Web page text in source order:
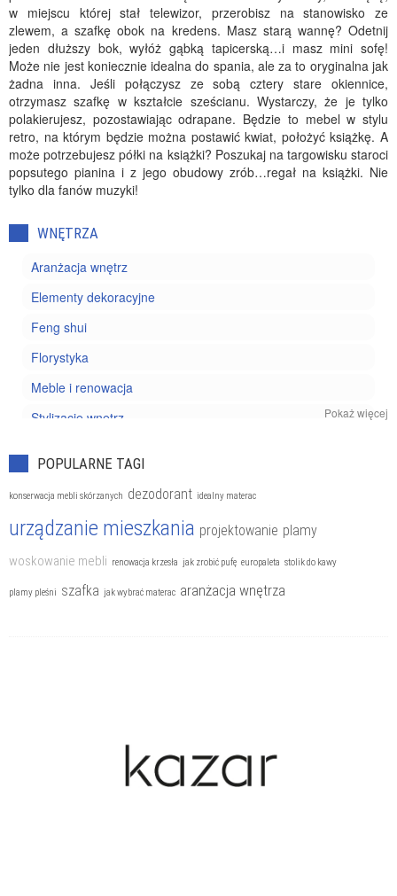
w miejscu której stał telewizor, przerobisz na stanowisko ze
zlewem, a szafkę obok na kredens. Masz starą wannę? Odetnij
jeden dłuższy bok, wyłóż gąbką tapicerską…i masz mini sofę!
Może nie jest koniecznie idealna do spania, ale za to oryginalna jak
żadna inna. Jeśli połączysz ze sobą cztery stare okiennice,
otrzymasz szafkę w kształcie sześcianu. Wystarczy, że je tylko
polakierujesz, pozostawiając odrapane. Będzie to mebel w stylu
retro, na którym będzie można postawić kwiat, położyć książkę. A
może potrzebujesz półki na książki? Poszukaj na targowisku staroci
popsutego pianina i z jego obudowy zrób…regał na książki. Nie
tylko dla fanów muzyki!
WNĘTRZA
Aranżacja wnętrz
Elementy dekoracyjne
Feng shui
Florystyka
Meble i renowacja
Stylizacje wnętrz
Pokaż więcej
POPULARNE TAGI
konserwacja mebli skórzanych dezodorant idealny materac
urządzanie mieszkania projektowanie plamy
woskowanie mebli renowacja krzesła jak zrobić pufę europaleta stolik do kawy
plamy pleśni szafka jak wybrać materac aranżacja wnętrza